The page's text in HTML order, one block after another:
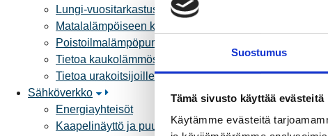
Suostumus
Tämä sivusto käyttää evästeitä
Käytämme evästeitä
Lungi-vuositarkastus kuluttajille
Matalalämpöiseen kaukolämpöön siirtyminen
Poistoilmalämpöpumppu kaukolämpötaloon
Tietoa kaukolämmöstä
Tietoa urakoitsijoille
Sähköverkko
Energiayhteisöt
Kaapelinäyttö ja puunkaatoapu